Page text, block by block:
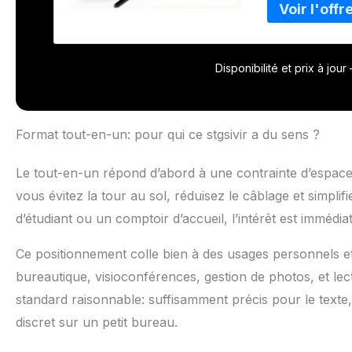
d'un écran de
pour travailler,
excellente
équipé des
commodité
Système
stable et
avec des
bureau. Sans
Disponibilité et prix à jour
Format tout-en-un: pour qui ce stgsivir a du sens ?
Le tout-en-un répond d’abord à une contrainte
vous évitez la tour au sol, réduisez le câblage et
d’étudiant ou un comptoir d’accueil, l’intérêt est
Ce positionnement colle bien à des usages personnels
bureautique, visioconférences, gestion de photos, et
standard raisonnable: suffisamment précis pour le
discret sur un petit bureau.